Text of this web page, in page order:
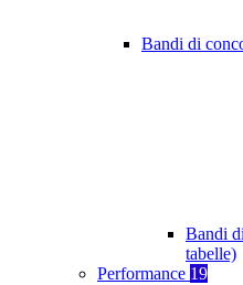
Bandi di
Bandi
tabelle)
Performance 19